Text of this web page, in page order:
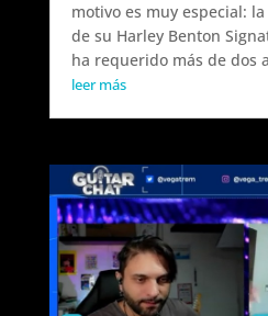
motivo es muy especial:
de su Harley Benton
ha requerido más de dos
leer más